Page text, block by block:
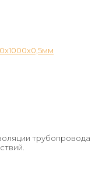
трубопровода